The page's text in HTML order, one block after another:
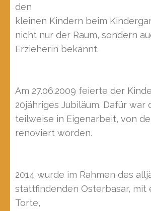
den
kleinen Kindern beim
nicht nur der Raum, sondern
Erzieherin bekannt.
Am 27.06.2009 feierte der
20jähriges Jubiläum. Dafür war
teilweise in Eigenarbeit, von
renoviert worden.
2014 wurde im Rahmen des
stattfindenden Osterbasar, mit
Torte,